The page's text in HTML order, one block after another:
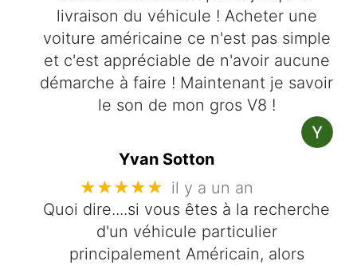
livraison du véhicule ! Acheter une
voiture américaine ce n'est pas simple
et c'est appréciable de n'avoir aucune
démarche à faire ! Maintenant je savoir
le son de mon gros V8 !
Yvan Sotton
★★★★★ il y a un an
Quoi dire....si vous êtes à la recherche
d'un véhicule particulier
principalement Américain, alors